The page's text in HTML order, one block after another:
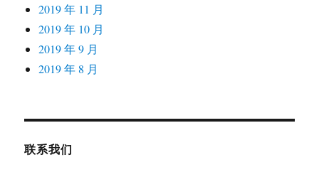
2019 年 11 月
2019 年 10 月
2019 年 9 月
2019 年 8 月
联系我们